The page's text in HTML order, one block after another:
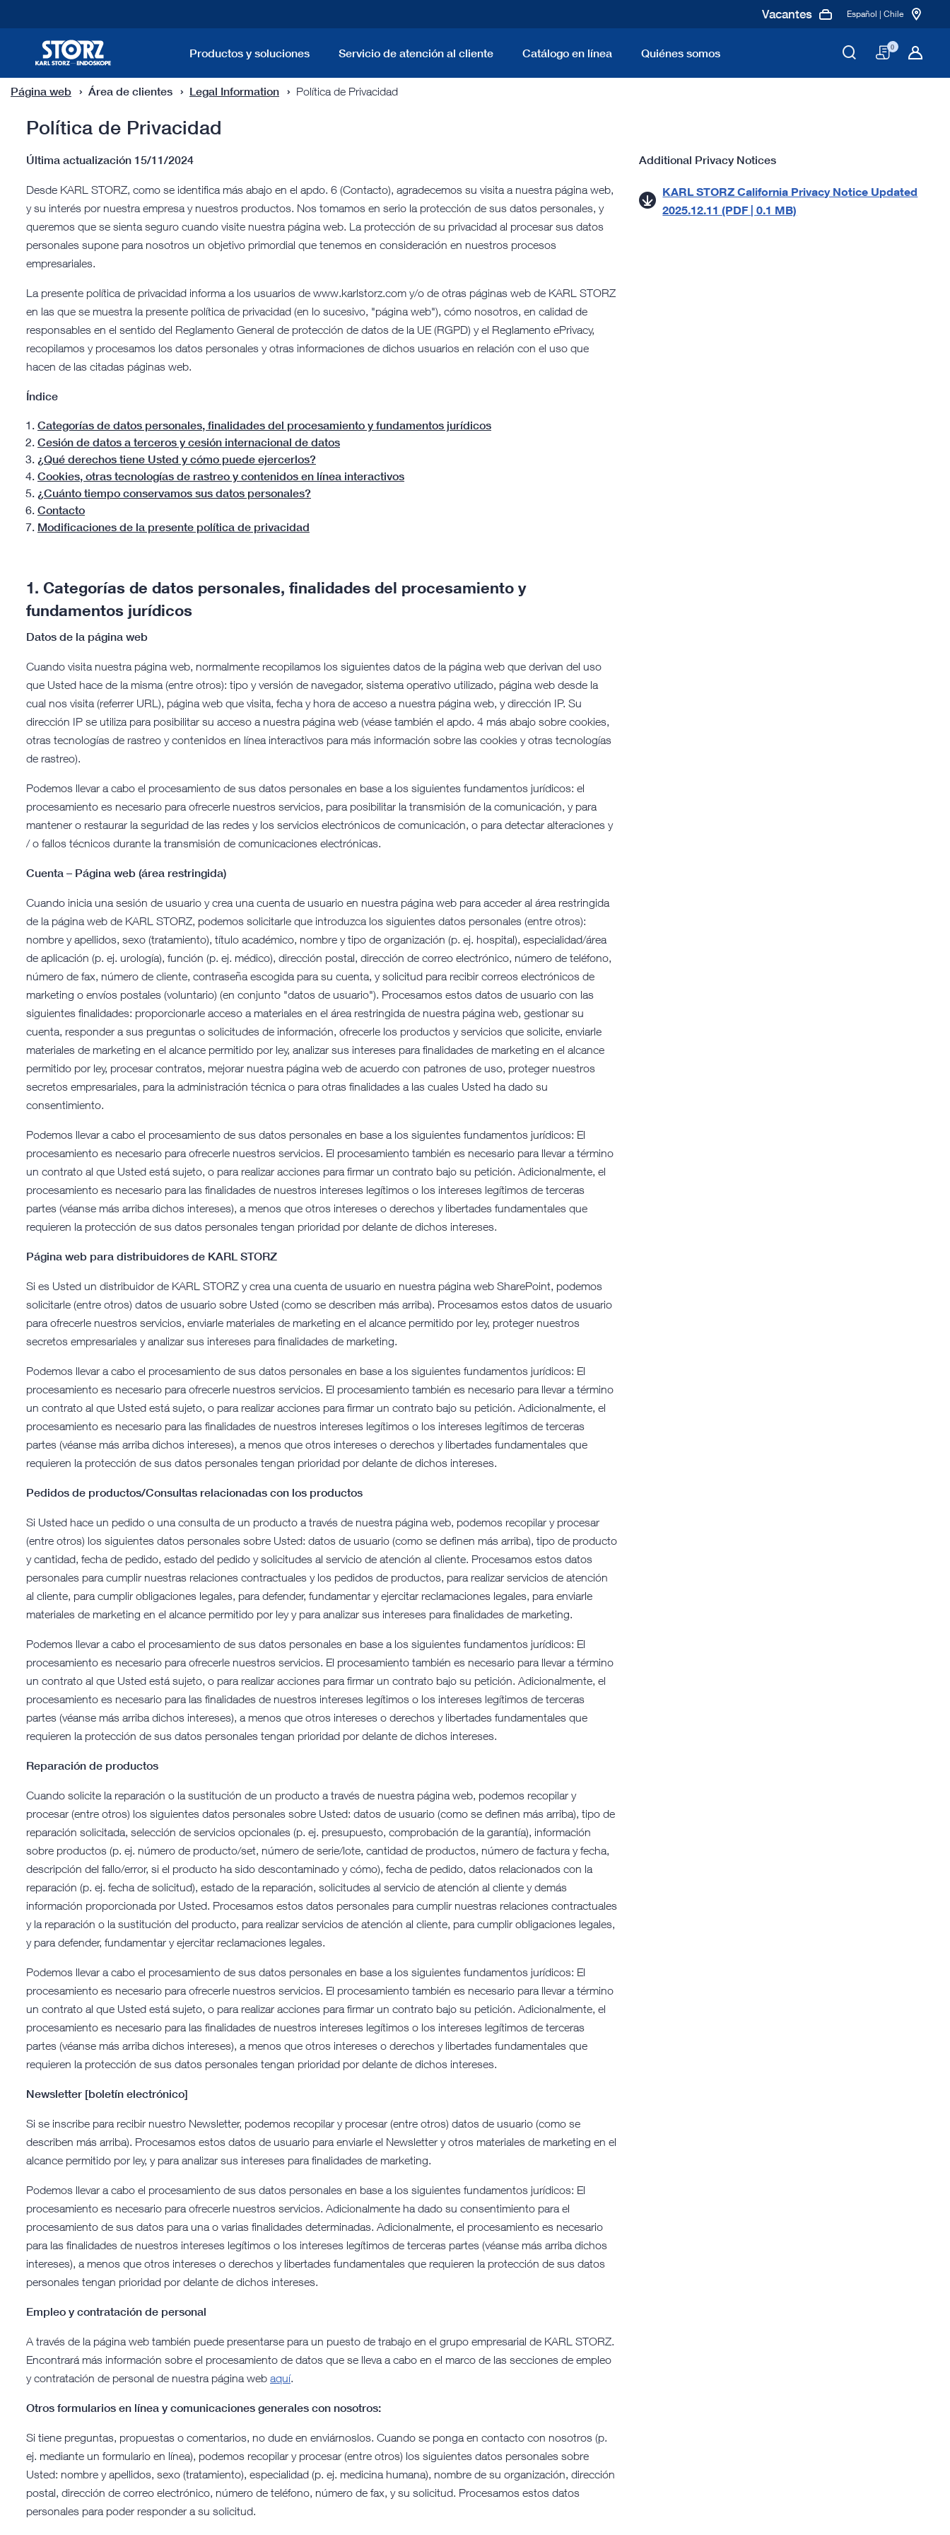
Productos y soluciones Servicio de atención al cliente Catálogo en línea Quiénes somos
Vacantes Español | Chile
Cesta
0
Página web Área de clientes Legal Information Política de Privacidad
Política de Privacidad
Última actualización 15/11/2024
Desde KARL STORZ, como se identifica más abajo en el apdo. 6 (Contacto), agradecemos su visita a nuestra página web,
y su interés por nuestra empresa y nuestros productos. Nos tomamos en serio la protección de sus datos personales, y
queremos que se sienta seguro cuando visite nuestra página web. La protección de su privacidad al procesar sus datos
personales supone para nosotros un objetivo primordial que tenemos en consideración en nuestros procesos
empresariales.
La presente política de privacidad informa a los usuarios de www.karlstorz.com y/o de otras páginas web de KARL STORZ
en las que se muestra la presente política de privacidad (en lo sucesivo, "página web"), cómo nosotros, en calidad de
responsables en el sentido del Reglamento General de protección de datos de la UE (RGPD) y el Reglamento ePrivacy,
recopilamos y procesamos los datos personales y otras informaciones de dichos usuarios en relación con el uso que
hacen de las citadas páginas web.
Índice
Categorías de datos personales, finalidades del procesamiento y fundamentos jurídicos
Cesión de datos a terceros y cesión internacional de datos
¿Qué derechos tiene Usted y cómo puede ejercerlos?
Cookies, otras tecnologías de rastreo y contenidos en línea interactivos
¿Cuánto tiempo conservamos sus datos personales?
Contacto
Modificaciones de la presente política de privacidad
1. Categorías de datos personales, finalidades del procesamiento y
fundamentos jurídicos
Datos de la página web
Cuando visita nuestra página web, normalmente recopilamos los siguientes datos de la página web que derivan del uso
que Usted hace de la misma (entre otros): tipo y versión de navegador, sistema operativo utilizado, página web desde la
cual nos visita (referrer URL), página web que visita, fecha y hora de acceso a nuestra página web, y dirección IP. Su
dirección IP se utiliza para posibilitar su acceso a nuestra página web (véase también el apdo. 4 más abajo sobre cookies,
otras tecnologías de rastreo y contenidos en línea interactivos para más información sobre las cookies y otras tecnologías
de rastreo).
Podemos llevar a cabo el procesamiento de sus datos personales en base a los siguientes fundamentos jurídicos: el
procesamiento es necesario para ofrecerle nuestros servicios, para posibilitar la transmisión de la comunicación, y para
mantener o restaurar la seguridad de las redes y los servicios electrónicos de comunicación, o para detectar alteraciones y
/ o fallos técnicos durante la transmisión de comunicaciones electrónicas.
Cuenta – Página web (área restringida)
Cuando inicia una sesión de usuario y crea una cuenta de usuario en nuestra página web para acceder al área restringida
de la página web de KARL STORZ, podemos solicitarle que introduzca los siguientes datos personales (entre otros):
nombre y apellidos, sexo (tratamiento), título académico, nombre y tipo de organización (p. ej. hospital), especialidad/área
de aplicación (p. ej. urología), función (p. ej. médico), dirección postal, dirección de correo electrónico, número de teléfono,
número de fax, número de cliente, contraseña escogida para su cuenta, y solicitud para recibir correos electrónicos de
marketing o envíos postales (voluntario) (en conjunto "datos de usuario"). Procesamos estos datos de usuario con las
siguientes finalidades: proporcionarle acceso a materiales en el área restringida de nuestra página web, gestionar su
cuenta, responder a sus preguntas o solicitudes de información, ofrecerle los productos y servicios que solicite, enviarle
materiales de marketing en el alcance permitido por ley, analizar sus intereses para finalidades de marketing en el alcance
permitido por ley, procesar contratos, mejorar nuestra página web de acuerdo con patrones de uso, proteger nuestros
secretos empresariales, para la administración técnica o para otras finalidades a las cuales Usted ha dado su
consentimiento.
Podemos llevar a cabo el procesamiento de sus datos personales en base a los siguientes fundamentos jurídicos: El
procesamiento es necesario para ofrecerle nuestros servicios. El procesamiento también es necesario para llevar a término
un contrato al que Usted está sujeto, o para realizar acciones para firmar un contrato bajo su petición. Adicionalmente, el
procesamiento es necesario para las finalidades de nuestros intereses legítimos o los intereses legítimos de terceras
partes (véanse más arriba dichos intereses), a menos que otros intereses o derechos y libertades fundamentales que
requieren la protección de sus datos personales tengan prioridad por delante de dichos intereses.
Página web para distribuidores de KARL STORZ
Si es Usted un distribuidor de KARL STORZ y crea una cuenta de usuario en nuestra página web SharePoint, podemos
solicitarle (entre otros) datos de usuario sobre Usted (como se describen más arriba). Procesamos estos datos de usuario
para ofrecerle nuestros servicios, enviarle materiales de marketing en el alcance permitido por ley, proteger nuestros
secretos empresariales y analizar sus intereses para finalidades de marketing.
Podemos llevar a cabo el procesamiento de sus datos personales en base a los siguientes fundamentos jurídicos: El
procesamiento es necesario para ofrecerle nuestros servicios. El procesamiento también es necesario para llevar a término
un contrato al que Usted está sujeto, o para realizar acciones para firmar un contrato bajo su petición. Adicionalmente, el
procesamiento es necesario para las finalidades de nuestros intereses legítimos o los intereses legítimos de terceras
partes (véanse más arriba dichos intereses), a menos que otros intereses o derechos y libertades fundamentales que
requieren la protección de sus datos personales tengan prioridad por delante de dichos intereses.
Pedidos de productos/Consultas relacionadas con los productos
Si Usted hace un pedido o una consulta de un producto a través de nuestra página web, podemos recopilar y procesar
(entre otros) los siguientes datos personales sobre Usted: datos de usuario (como se definen más arriba), tipo de producto
y cantidad, fecha de pedido, estado del pedido y solicitudes al servicio de atención al cliente. Procesamos estos datos
personales para cumplir nuestras relaciones contractuales y los pedidos de productos, para realizar servicios de atención
al cliente, para cumplir obligaciones legales, para defender, fundamentar y ejercitar reclamaciones legales, para enviarle
materiales de marketing en el alcance permitido por ley y para analizar sus intereses para finalidades de marketing.
Podemos llevar a cabo el procesamiento de sus datos personales en base a los siguientes fundamentos jurídicos: El
procesamiento es necesario para ofrecerle nuestros servicios. El procesamiento también es necesario para llevar a término
un contrato al que Usted está sujeto, o para realizar acciones para firmar un contrato bajo su petición. Adicionalmente, el
procesamiento es necesario para las finalidades de nuestros intereses legítimos o los intereses legítimos de terceras
partes (véanse más arriba dichos intereses), a menos que otros intereses o derechos y libertades fundamentales que
requieren la protección de sus datos personales tengan prioridad por delante de dichos intereses.
Reparación de productos
Cuando solicite la reparación o la sustitución de un producto a través de nuestra página web, podemos recopilar y
procesar (entre otros) los siguientes datos personales sobre Usted: datos de usuario (como se definen más arriba), tipo de
reparación solicitada, selección de servicios opcionales (p. ej. presupuesto, comprobación de la garantía), información
sobre productos (p. ej. número de producto/set, número de serie/lote, cantidad de productos, número de factura y fecha,
descripción del fallo/error, si el producto ha sido descontaminado y cómo), fecha de pedido, datos relacionados con la
reparación (p. ej. fecha de solicitud), estado de la reparación, solicitudes al servicio de atención al cliente y demás
información proporcionada por Usted. Procesamos estos datos personales para cumplir nuestras relaciones contractuales
y la reparación o la sustitución del producto, para realizar servicios de atención al cliente, para cumplir obligaciones legales,
y para defender, fundamentar y ejercitar reclamaciones legales.
Podemos llevar a cabo el procesamiento de sus datos personales en base a los siguientes fundamentos jurídicos: El
procesamiento es necesario para ofrecerle nuestros servicios. El procesamiento también es necesario para llevar a término
un contrato al que Usted está sujeto, o para realizar acciones para firmar un contrato bajo su petición. Adicionalmente, el
procesamiento es necesario para las finalidades de nuestros intereses legítimos o los intereses legítimos de terceras
partes (véanse más arriba dichos intereses), a menos que otros intereses o derechos y libertades fundamentales que
requieren la protección de sus datos personales tengan prioridad por delante de dichos intereses.
Newsletter [boletín electrónico]
Si se inscribe para recibir nuestro Newsletter, podemos recopilar y procesar (entre otros) datos de usuario (como se
describen más arriba). Procesamos estos datos de usuario para enviarle el Newsletter y otros materiales de marketing en el
alcance permitido por ley, y para analizar sus intereses para finalidades de marketing.
Podemos llevar a cabo el procesamiento de sus datos personales en base a los siguientes fundamentos jurídicos: El
procesamiento es necesario para ofrecerle nuestros servicios. Adicionalmente ha dado su consentimiento para el
procesamiento de sus datos para una o varias finalidades determinadas. Adicionalmente, el procesamiento es necesario
para las finalidades de nuestros intereses legítimos o los intereses legítimos de terceras partes (véanse más arriba dichos
intereses), a menos que otros intereses o derechos y libertades fundamentales que requieren la protección de sus datos
personales tengan prioridad por delante de dichos intereses.
Empleo y contratación de personal
A través de la página web también puede presentarse para un puesto de trabajo en el grupo empresarial de KARL STORZ.
Encontrará más información sobre el procesamiento de datos que se lleva a cabo en el marco de las secciones de empleo
y contratación de personal de nuestra página web aquí.
Otros formularios en línea y comunicaciones generales con nosotros:
Si tiene preguntas, propuestas o comentarios, no dude en enviárnoslos. Cuando se ponga en contacto con nosotros (p.
ej. mediante un formulario en línea), podemos recopilar y procesar (entre otros) los siguientes datos personales sobre
Usted: nombre y apellidos, sexo (tratamiento), especialidad (p. ej. medicina humana), nombre de su organización, dirección
postal, dirección de correo electrónico, número de teléfono, número de fax, y su solicitud. Procesamos estos datos
personales para poder responder a su solicitud.
Additional Privacy Notices
KARL STORZ California Privacy Notice Updated
2025.12.11 (PDF | 0.1 MB)